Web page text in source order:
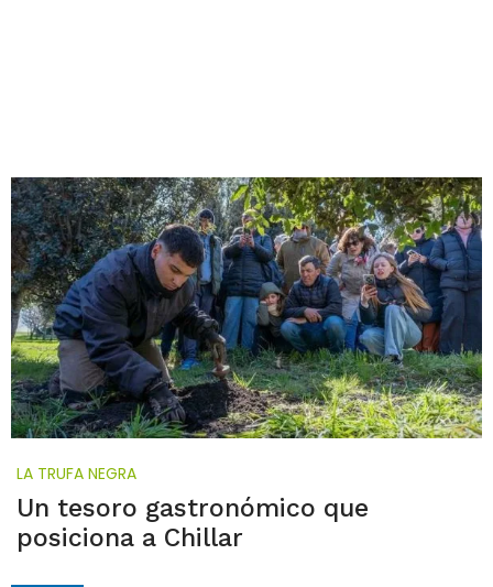
LA TRUFA NEGRA
Un tesoro gastronómico que
posiciona a Chillar